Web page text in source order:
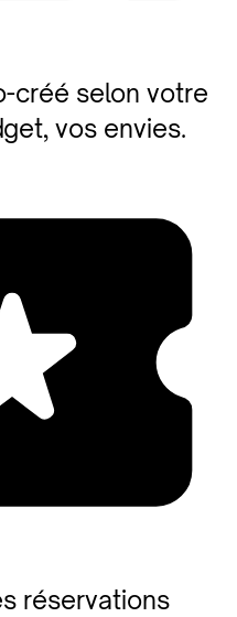
créé selon votre
vos envies.
réservations